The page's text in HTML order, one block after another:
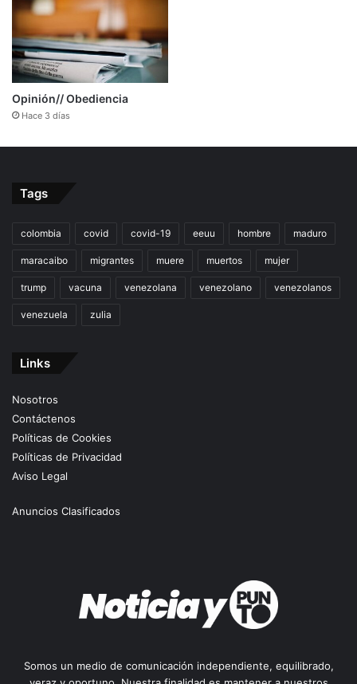
Opinión// Obediencia
Hace 3 días
Tags
colombia covid covid-19 eeuu hombre maduro
maracaibo migrantes muere muertos mujer
trump vacuna venezolana venezolano venezolanos
venezuela zulia
Links
Nosotros
Contáctenos
Políticas de Cookies
Políticas de Privacidad
Aviso Legal
Anuncios Clasificados
Somos un medio de comunicación independiente, equilibrado,